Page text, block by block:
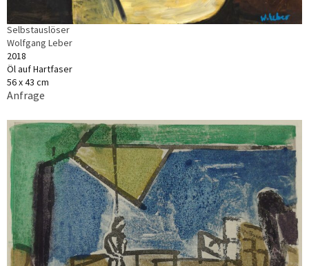
Selbstauslöser
Wolfgang Leber
2018
Öl auf Hartfaser
56 x 43 cm
Anfrage